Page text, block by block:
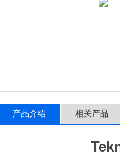
产品介绍 相关产品